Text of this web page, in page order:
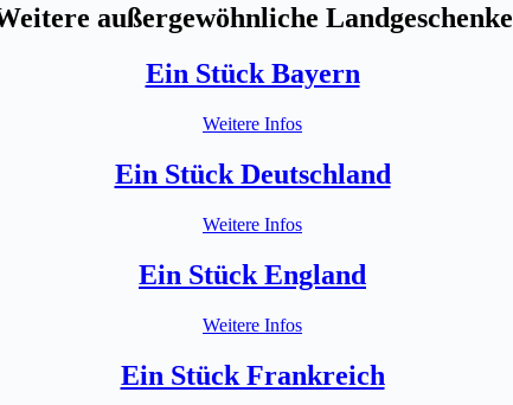
außergewöhnliche Landgeschenke
Ein Stück Bayern
Weitere Infos
Ein Stück Deutschland
Weitere Infos
Ein Stück England
Weitere Infos
Ein Stück Frankreich